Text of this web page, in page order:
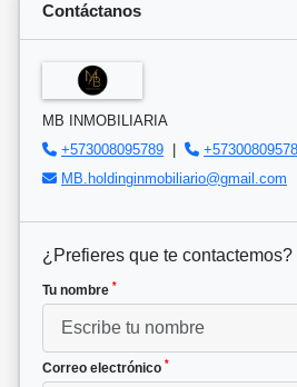
Contáctanos
MB INMOBILIARIA
+573008095789 |
MB.holdinginmobiliario@gmail.com
¿Prefieres que te contactemos?
Tu nombre *
Correo electrónico *